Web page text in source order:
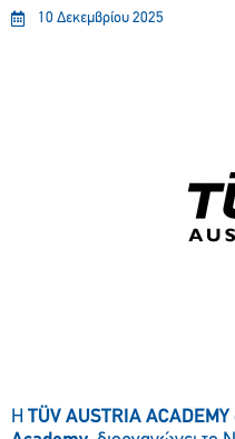
10 Δεκεμβρίου 2025
Η TÜV AUSTRIA ACADEMY